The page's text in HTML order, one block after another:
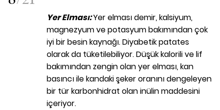
Yer Elması:Yer elması demir, kalsiyum,
magnezyum ve potasyum bakımından çok
iyi bir besin kaynağı. Diyabetik patates
olarak da tüketilebiliyor. Düşük kalorili ve lif
bakımından zengin olan yer elması, kan
basıncı ile kandaki şeker oranını dengeleyen
bir tür karbonhidrat olan inülin maddesini
içeriyor.